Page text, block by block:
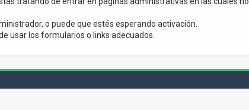
o puede que estés esperando activación.
usar los formularios o links adecuados.